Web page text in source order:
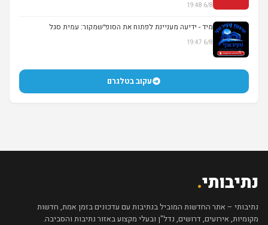
6/8 19:48
מיד - ידיעה מעניינת לפתוח את הסופ״שמקור: עמית סגל
6/8 19:47
עקוב בטלגרם
נתיבותי.
נתיבותי – אתר החדשות המוביל בנתיבות עם עדכונים בזמן אמת, חדשות
מקומיות, אירועים, דרושים, נדל"ן ובעלי מקצוע באזור נתיבות והסביבה.